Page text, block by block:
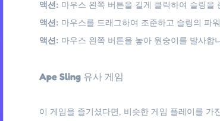
액션: 마우스 왼쪽 버튼을 길게 클릭하여 슬링을
액션: 마우스를 드래그하여 조준하고 슬링의 파
액션: 마우스 왼쪽 버튼을 놓아 원숭이를 발사합
Ape Sling 유사 게임
이 게임을 즐기셨다면, 비슷한 게임 플레이를 가